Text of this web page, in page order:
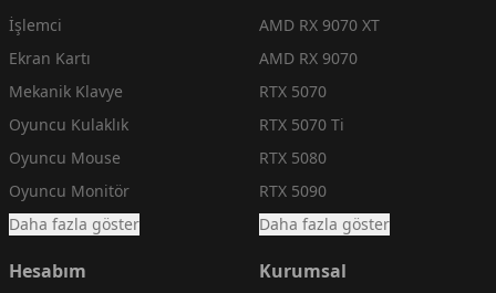
İşlemci
Ekran Kartı
Mekanik Klavye
Oyuncu Kulaklık
Oyuncu Mouse
Oyuncu Monitör
Daha fazla göster
AMD RX 9070 XT
AMD RX 9070
RTX 5070
RTX 5070 Ti
RTX 5080
RTX 5090
Daha fazla göster
Hesabım Kurumsal